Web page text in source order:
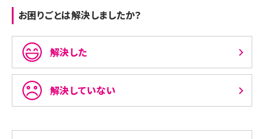
お困りごとは解決しましたか？
解決した
解決していない